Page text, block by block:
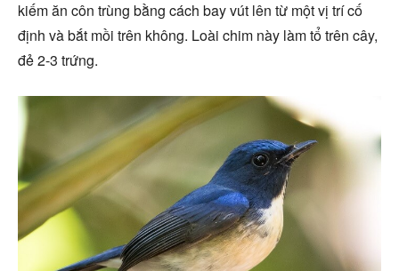
kiếm ăn côn trùng bằng cách bay vút lên từ một vị trí cố
định và bắt mồi trên không. Loài chim này làm tổ trên cây,
đẻ 2-3 trứng.